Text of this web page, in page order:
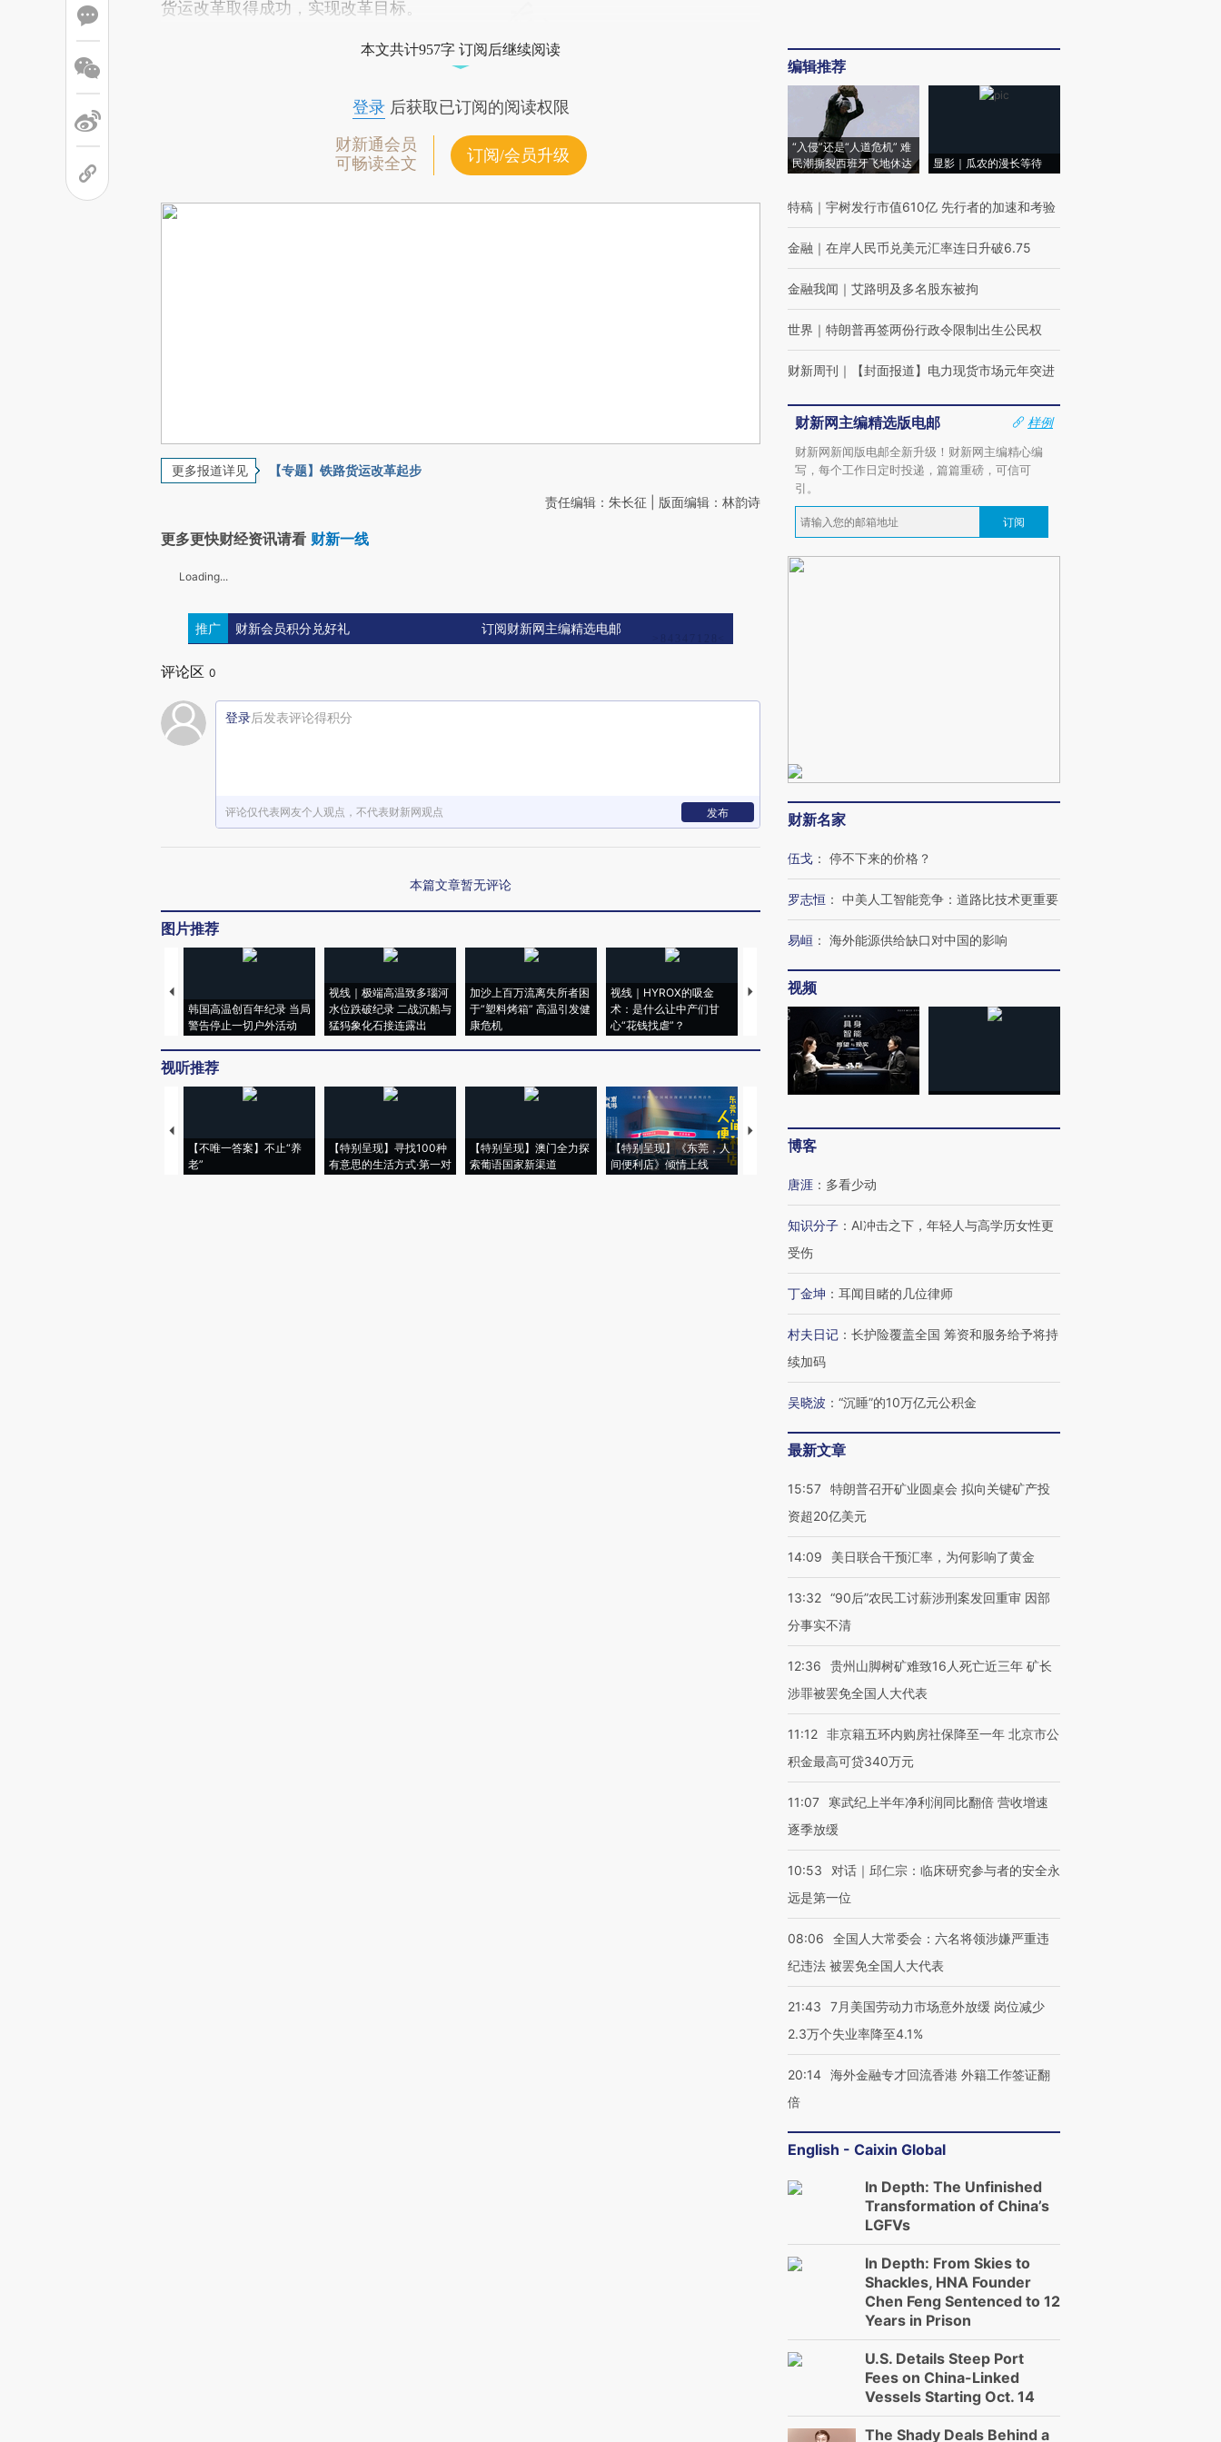
货运改革取得成功，实现改革目标。
本文共计957字 订阅后继续阅读
登录后获取已订阅的阅读权限
财新通会员
可畅读全文
订阅/会员升级
更多报道详见 【专题】铁路货运改革起步
责任编辑：朱长征 | 版面编辑：林韵诗
更多更快财经资讯请看 财新一线
Loading...
推广 财新会员积分兑好礼 订阅财新网主编精选电邮
评论区 0
登录后发表评论得积分
评论仅代表网友个人观点，不代表财新网观点 发布
本篇文章暂无评论
图片推荐
韩国高温创百年纪录 当局
警告停止一切户外活动
视线｜极端高温致多瑙河
水位跌破纪录 二战沉船与
猛犸象化石接连露出
加沙上百万流离失所者困
于“塑料烤箱” 高温引发健
康危机
视线｜HYROX的吸金
术：是什么让中产们甘
心“花钱找虐”？
马航飞行员跨国走私7万
粒摇头丸 尿检体内含3种
度Z世代 用街头抗争将教
机”？难民潮撕裂西班牙
视听推荐
【不唯一答案】不止“养
老”
【特别呈现】寻找100种
有意思的生活方式·第一对
【特别呈现】澳门全力探
索葡语国家新渠道
【特别呈现】《东莞，人
间便利店》倾情上线
【推广】走进第四届链博
会，让数智科技“链”接产
【商旅对话】华住集团
编辑推荐
“入侵”还是“人道危机” 难
民潮撕裂西班牙飞地休达
显影｜瓜农的漫长等待
特稿 ｜ 宇树发行市值610亿 先行者的加速和考验
金融 ｜ 在岸人民币兑美元汇率连日升破6.75
金融我闻 ｜ 艾路明及多名股东被拘
世界 ｜ 特朗普再签两份行政令限制出生公民权
财新周刊 ｜ 【封面报道】电力现货市场元年突进
财新网主编精选版电邮
样例
财新网新闻版电邮全新升级！财新网主编精心编
写，每个工作日定时投递，篇篇重磅，可信可
引。
订阅
财新名家
伍戈 ： 停不下来的价格？
罗志恒 ： 中美人工智能竞争：道路比技术更重要
易峘 ： 海外能源供给缺口对中国的影响
视频
博客
唐涯 ： 多看少动
知识分子 ： AI冲击之下，年轻人与高学历女性更
受伤
丁金坤 ： 耳闻目睹的几位律师
村夫日记 ： 长护险覆盖全国 筹资和服务给予将持
续加码
吴晓波 ： “沉睡”的10万亿元公积金
最新文章
15:57 特朗普召开矿业圆桌会 拟向关键矿产投
资超20亿美元
14:09 美日联合干预汇率，为何影响了黄金
13:32 “90后”农民工讨薪涉刑案发回重审 因部
分事实不清
12:36
贵州山脚树矿难致16人死亡近三年 矿长
涉罪被罢免全国人大代表
11:12 非京籍五环内购房社保降至一年 北京市公
积金最高可贷340万元
11:07
寒武纪上半年净利润同比翻倍 营收增速
逐季放缓
10:53
对话｜邱仁宗：临床研究参与者的安全永
远是第一位
08:06
全国人大常委会：六名将领涉嫌严重违
纪违法 被罢免全国人大代表
21:43
7月美国劳动力市场意外放缓 岗位减少
2.3万个失业率降至4.1%
20:14 海外金融专才回流香港 外籍工作签证翻
倍
English - Caixin Global
In Depth: The Unfinished
Transformation of China’s
LGFVs
In Depth: From Skies to
Shackles, HNA Founder
Chen Feng Sentenced to 12
Years in Prison
U.S. Details Steep Port
Fees on China-Linked
Vessels Starting Oct. 14
The Shady Deals Behind a